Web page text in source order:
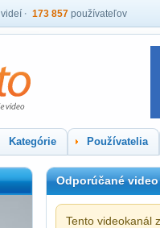
videí 173 857 používateľov
Kategórie Používatelia
Odporúčané video
Tento videokanál